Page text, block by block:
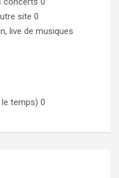
site 0
live de musiques
temps) 0